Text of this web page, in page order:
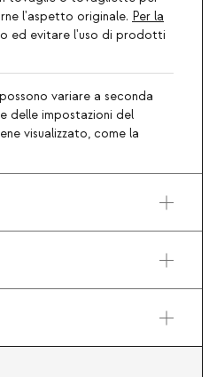
l'aspetto originale. Per la
ed evitare l'uso di prodotti
variare a seconda
delle impostazioni del
visualizzato, come la